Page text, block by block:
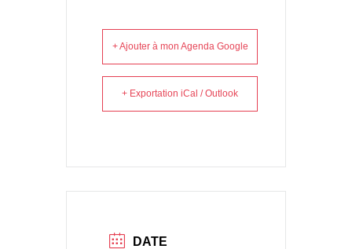
+ Ajouter à mon Agenda Google
+ Exportation iCal / Outlook
DATE